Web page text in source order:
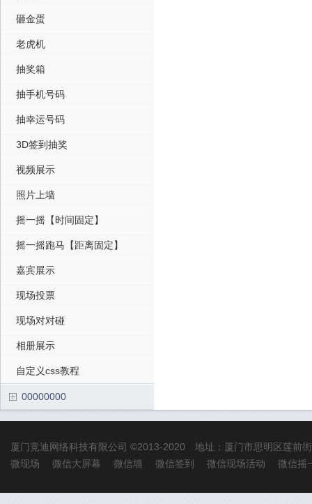
砸金蛋
老虎机
抽奖箱
抽手机号码
抽幸运号码
3D签到抽奖
视频展示
照片上墙
摇一摇【时间固定】
摇一摇跑马【距离固定】
嘉宾展示
现场投票
现场对对碰
相册展示
自定义css教程
00000000
厦门竞迪网络科技有限公司 ©2013-2020 地址：厦门市思明区莲前
微现场
微信大屏幕 微信墙 微信签到 微信现场活动 微信摇